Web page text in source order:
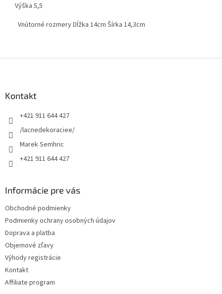
Výška 5,5
Vnútorné rozmery Dĺžka 14cm Šírka 14,3cm
Kontakt
+421 911 644 427
/lacnedekoraciee/
Marek Semhric
+421 911 644 427
Informácie pre vás
Obchodné podmienky
Podmienky ochrany osobných údajov
Doprava a platba
Objemové zľavy
Výhody registrácie
Kontakt
Affiliate program